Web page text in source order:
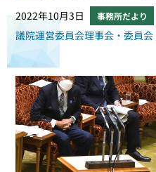
2022年10月3日 事務所だより
議院運営委員会理事会・委員会